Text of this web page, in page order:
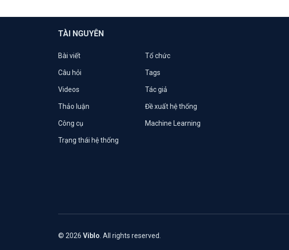
TÀI NGUYÊN
Bài viết Tổ chức
Câu hỏi Tags
Videos Tác giả
Thảo luận Đề xuất hệ thống
Công cụ Machine Learning
Trạng thái hệ thống
© 2026 Viblo . All rights reserved.